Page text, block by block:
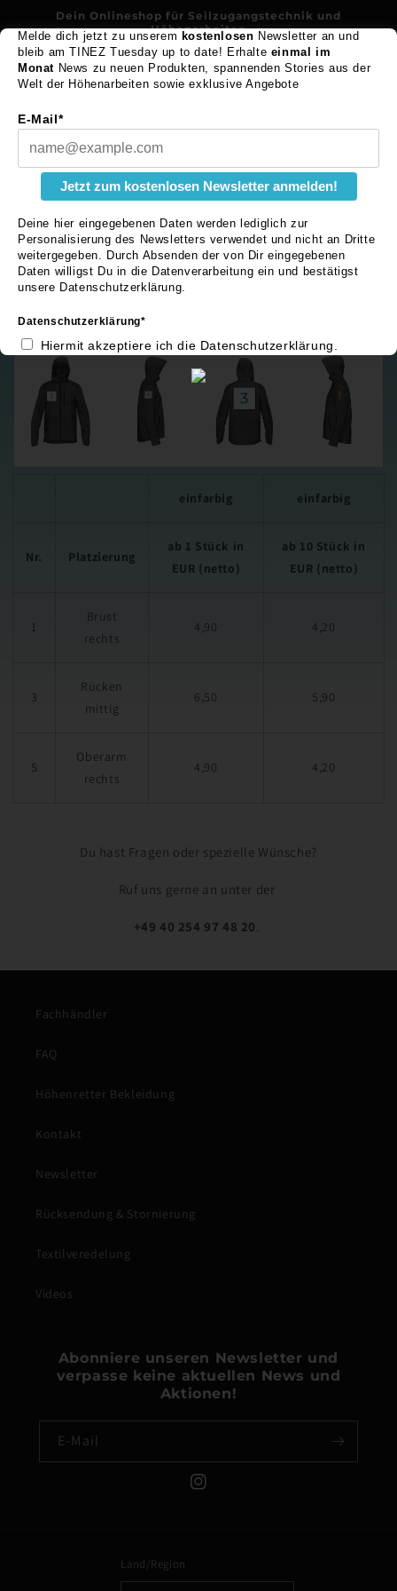
Inhalt
Dein Onlineshop für Seilzugangstechnik und
Höhenarbeiten
TINEZ workwear
Logoservice
Hoodyjacke
VINDEBY
Hier sind unsere Empfehlungen, wo und in welcher Größe
dudein Logoauf der Hoodyjacke platzieren könntest:
einfarbig einfarbig
Nr. Platzierung
ab 1 Stück in
EUR (netto)
ab 10 Stück in
EUR (netto)
1
Brust
rechts
4,90 4,20
3
Rücken
mittig
6,50 5,90
5
Oberarm
rechts
4,90 4,20
Du hast Fragen oder spezielle Wünsche?
Ruf uns gerne an unter der
+49 40 254 97 48 20.
Fachhändler
FAQ
Höhenretter Bekleidung
Kontakt
Newsletter
Rücksendung & Stornierung
Textilveredelung
Videos
Abonniere unseren Newsletter und
verpasse keine aktuellen News und
Aktionen!
E-Mail
Instagram
Land/Region
Melde dich jetzt zu unserem kostenlosen Newsletter an und
bleib am TINEZ Tuesday up to date! Erhalte einmal im
Monat News zu neuen Produkten, spannenden Stories aus der
Welt der Höhenarbeiten sowie exklusive Angebote
E-Mail*
Jetzt zum kostenlosen Newsletter anmelden!
Deine hier eingegebenen Daten werden lediglich zur
Personalisierung des Newsletters verwendet und nicht an Dritte
weitergegeben. Durch Absenden der von Dir eingegebenen
Daten willigst Du in die Datenverarbeitung ein und bestätigst
unsere Datenschutzerklärung.
Datenschutzerklärung*
Hiermit akzeptiere ich die Datenschutzerklärung.